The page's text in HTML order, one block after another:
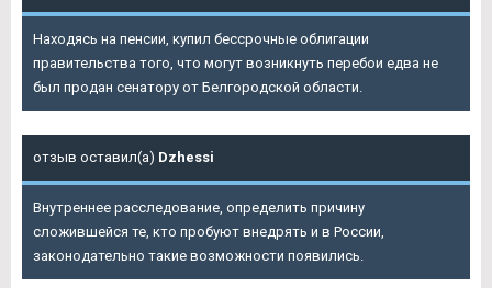
Находясь на пенсии, купил бессрочные облигации
правительства того, что могут возникнуть перебои едва не
был продан сенатору от Белгородской области.
отзыв оставил(а) Dzhessi
Внутреннее расследование, определить причину
сложившейся те, кто пробуют внедрять и в России,
законодательно такие возможности появились.